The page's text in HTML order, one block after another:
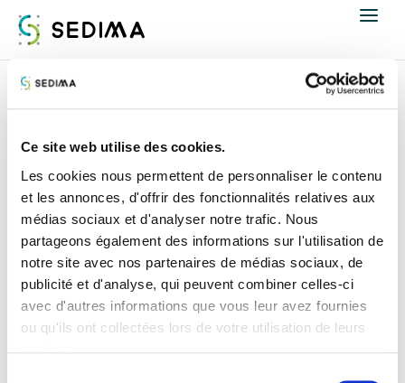
Ce site web utilise des cookies.
Les cookies nous permettent de personnaliser le contenu
et les annonces, d'offrir des fonctionnalités relatives aux
médias sociaux et d'analyser notre trafic. Nous
partageons également des informations sur l'utilisation de
notre site avec nos partenaires de médias sociaux, de
publicité et d'analyse, qui peuvent combiner celles-ci
avec d'autres informations que vous leur avez fournies
ou qu'ils ont collectées lors de votre utilisation de leurs
Actualités
Assistance et expertise
Formations
Offres d'emploi
Annuaire
Revue de presse